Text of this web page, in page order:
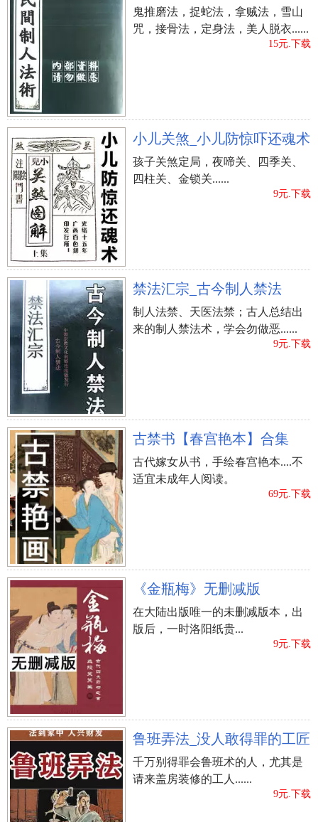
立即购买
立即购买
立即购买
鬼推磨法，捉蛇法，拿贼法，雪山
咒，接骨法，定身法，美人脱衣......
15元.下载
小儿关煞_小儿防惊吓还魂术
孩子关煞定局，夜啼关、四季关、
四柱关、金锁关......
9元.下载
禁法汇宗_古今制人禁法
制人法禁、天医法禁；古人总结出
来的制人禁法术，学会勿做恶......
9元.下载
古禁书【春宫艳本】合集
古代嫁女从书，手绘春宫艳本....不
适宜未成年人阅读。
69元.下载
《金瓶梅》无删减版
在大陆出版唯一的未删减版本，出
版后，一时洛阳纸贵...
9元.下载
鲁班弄法_没人敢得罪的工匠
千万别得罪会鲁班术的人，尤其是
请来盖房装修的工人......
9元.下载